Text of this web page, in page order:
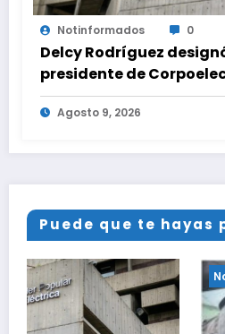
Notinformados 0
Delcy Rodríguez
presidente de
viceministro eléctrico
recuperación del
Agosto 9, 2026
Puede que te hayas
Noticias